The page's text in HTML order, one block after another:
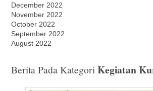
December 2022
November 2022
October 2022
September 2022
August 2022
Berita Pada KategoriKegiatan